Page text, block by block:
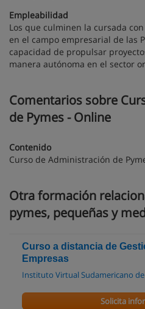
Empleabilidad
Los que culminen la cursada
en el campo empresarial de las
capacidad de propulsar
manera autónoma en el sector
Comentarios sobre
de Pymes - Online
Contenido
Curso de Administración de
Otra formación
pymes, pequeñas y
Curso a distancia de
Empresas
Instituto Virtual Sudamericano
Solicita